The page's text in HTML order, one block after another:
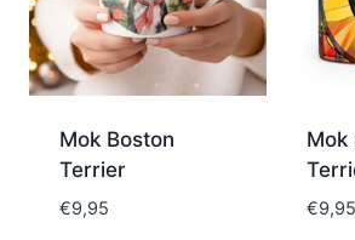
Mok Boston
Terrier
€9,95
Mok
€9,95